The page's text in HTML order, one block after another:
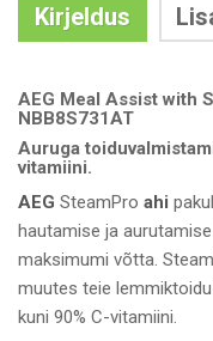
Kirjeldus
AEG Meal Assist with
NBB8S731AT
Auruga
vitamiini.
AEG SteamPro ahi
hautamise ja
maksimumi võtta.
muutes teie
kuni 90% C-vitamiini.